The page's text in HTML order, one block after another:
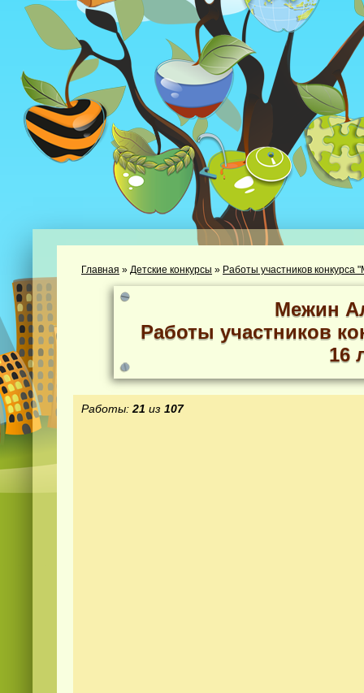
Главная » Детские конкурсы » Работы участников конкурса
Межин
Работы участников
16
Работы: 21 из 107